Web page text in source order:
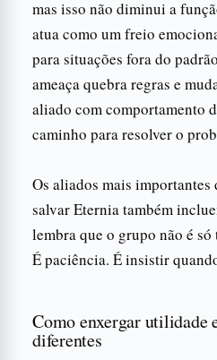
mas isso não diminui a
atua como um freio
para situações fora do
ameaça quebra regras e
aliado com comportamento
caminho para resolver o
Os aliados mais
salvar Eternia também
lembra que o grupo não é
É paciência. É insistir
Como enxergar utilidade
diferentes